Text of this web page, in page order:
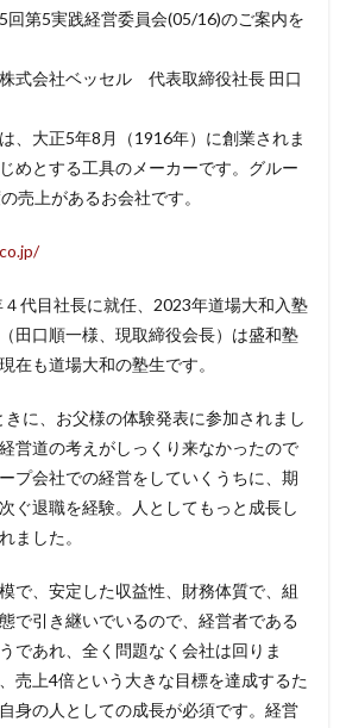
回第5実践経営委員会(05/16)のご案内を
式会社ベッセル 代表取締役社長 田口
、大正5年8月（1916年）に創業されま
めとする工具のメーカーです。グルー
売上があるお会社です。
代目社長に就任、2023年道場大和入塾
田口順一様、現取締役会長）は盛和塾
在も道場大和の塾生です。
に、お父様の体験発表に参加されまし
営道の考えがしっくり来なかったので
プ会社での経営をしていくうちに、期
ぐ退職を経験。人としてもっと成長し
ました。
で、安定した収益性、財務体質で、組
で引き継いでいるので、経営者である
であれ、全く問題なく会社は回りま
売上4倍という大きな目標を達成するた
身の人としての成長が必須です。経営